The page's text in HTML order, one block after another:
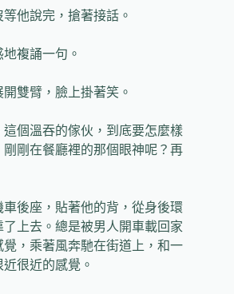
等他說完，搶著接話。
地複誦一句。
雙臂，臉上掛著笑。
個溫吞的傢伙，到底要怎麼樣
剛在餐廳裡的那個眼神呢？再
後座，貼著他的背，從身後環
上去。總是被男人開車載回家
，乘著風奔馳在街道上，和一
很近的感覺。